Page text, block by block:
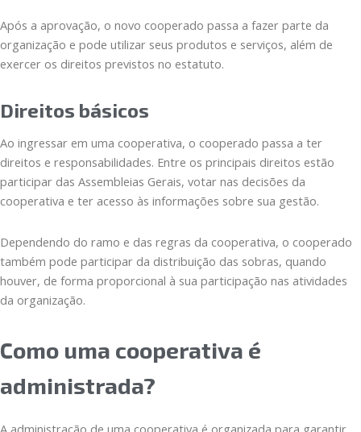
Após a aprovação, o novo cooperado passa a fazer parte da
organização e pode utilizar seus produtos e serviços, além de
exercer os direitos previstos no estatuto.
Direitos básicos
Ao ingressar em uma cooperativa, o cooperado passa a ter
direitos e responsabilidades. Entre os principais direitos estão
participar das Assembleias Gerais, votar nas decisões da
cooperativa e ter acesso às informações sobre sua gestão.
Dependendo do ramo e das regras da cooperativa, o cooperado
também pode participar da distribuição das sobras, quando
houver, de forma proporcional à sua participação nas atividades
da organização.
Como uma cooperativa é
administrada?